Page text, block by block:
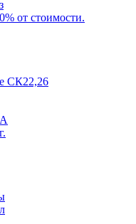
от стоимости.
СК22,26